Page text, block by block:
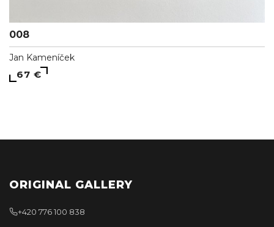
008
Jan Kameníček
67 €
ORIGINAL GALLERY
+420 776 100 838